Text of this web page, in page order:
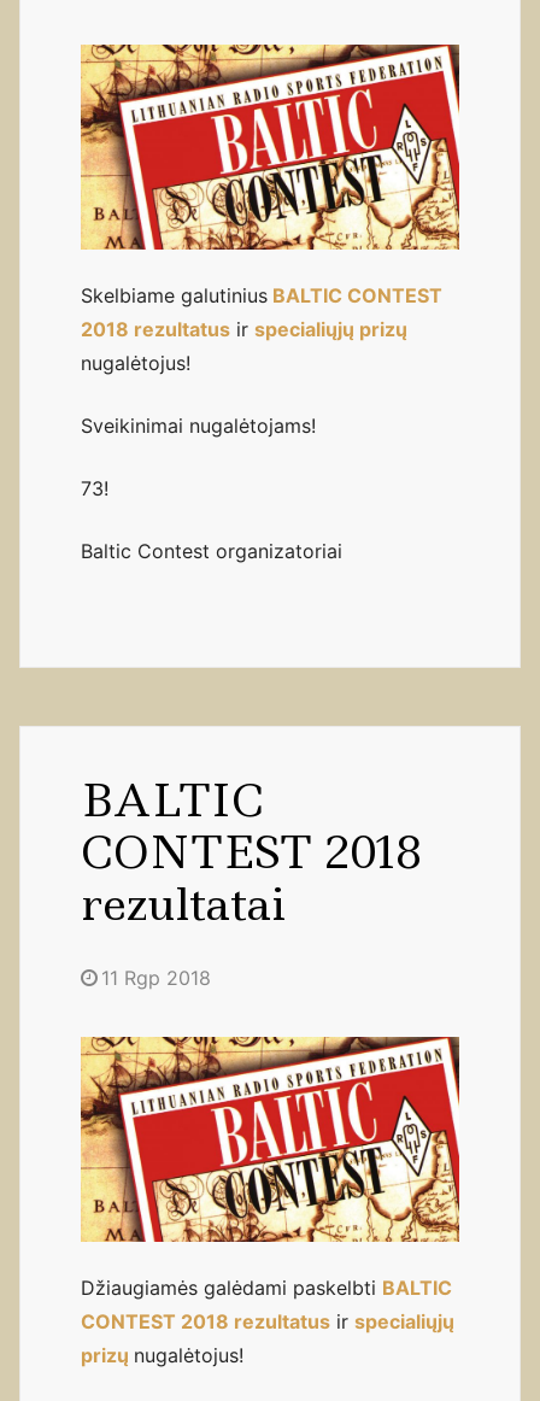
Skelbiame galutinius BALTIC CONTEST
2018 rezultatusir specialiųjų prizų
nugalėtojus!
Sveikinimai nugalėtojams!
73!
Baltic Contest organizatoriai
BALTIC
CONTEST 2018
rezultatai
11 Rgp 2018
Džiaugiamės galėdami paskelbti BALTIC
CONTEST 2018 rezultatusir specialiųjų
prizų nugalėtojus!